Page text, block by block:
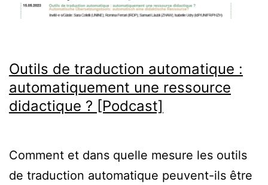
Outils de traduction automatique :
automatiquement une ressource
didactique ? [Podcast]
Comment et dans quelle mesure les outils
de traduction automatique peuvent-ils être